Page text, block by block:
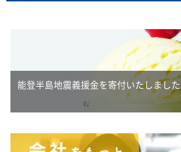
能登半島地震義援金を寄付いたしました